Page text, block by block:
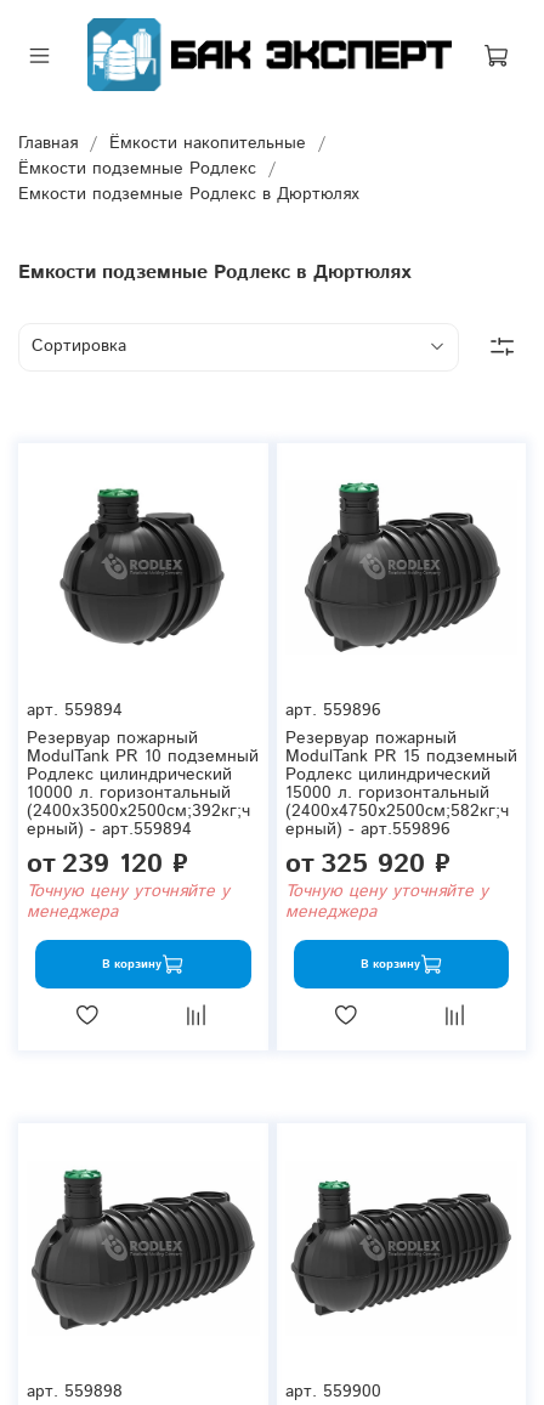
Главная
Ёмкости накопительные
Ёмкости подземные Родлекс
Емкости подземные Родлекс в Дюртюлях
Емкости подземные Родлекс в Дюртюлях
арт. 559894
Резервуар пожарный
ModulTank PR 10 подземный
Родлекс цилиндрический
10000 л. горизонтальный
(2400x3500x2500см;392кг;ч
ерный) - арт.559894
от239 120 ₽
Точную цену уточняйте у
менеджера
В корзину
арт. 559896
Резервуар пожарный
ModulTank PR 15 подземный
Родлекс цилиндрический
15000 л. горизонтальный
(2400x4750x2500см;582кг;ч
ерный) - арт.559896
от325 920 ₽
Точную цену уточняйте у
менеджера
В корзину
арт. 559898
арт. 559900